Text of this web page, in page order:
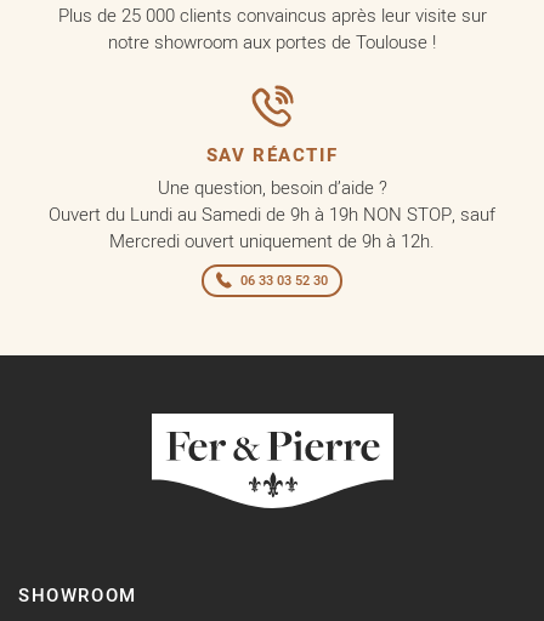
Plus de 25 000 clients convaincus après leur visite sur
notre showroom aux portes de Toulouse !
SAV RÉACTIF
Une question, besoin d’aide ?
Ouvert du Lundi au Samedi de 9h à 19h NON STOP, sauf
Mercredi ouvert uniquement de 9h à 12h.
06 33 03 52 30
SHOWROOM